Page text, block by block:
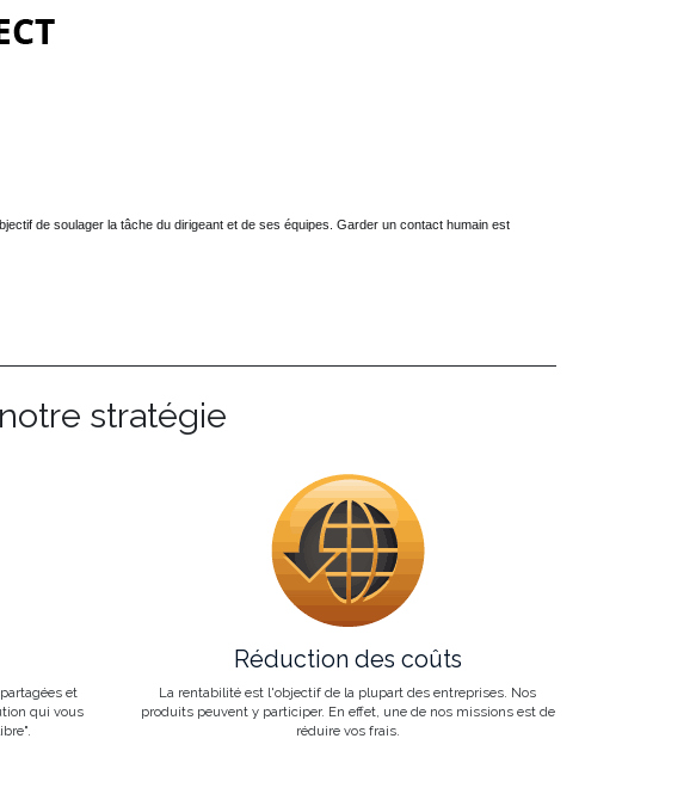
de soulager la tâche du dirigeant et de ses équipes. Garder un contact humain est
stratégie
et
qui vous
Réduction des coûts
La rentabilité est l'objectif de la plupart des entreprises. Nos
produits peuvent y participer. En effet, une de nos missions est de
réduire vos frais.